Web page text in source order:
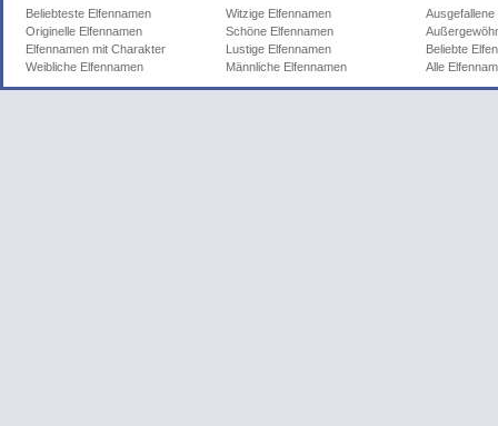
Beliebteste Elfennamen Witzige Elfennamen
Ausgefallene
Originelle Elfennamen
Schöne Elfennamen
Elfennamen mit Charakter
Lustige Elfennamen
Beliebte
Weibliche Elfennamen
Männliche Elfennamen Alle